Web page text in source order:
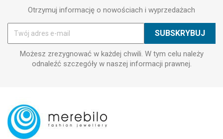
Otrzymuj informację o nowościach i wyprzedażach
Możesz zrezygnować w każdej chwili. W tym celu należy
odnaleźć szczegóły w naszej informacji prawnej.